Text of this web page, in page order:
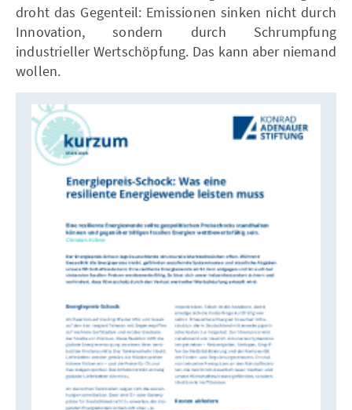
droht das Gegenteil: Emissionen sinken nicht durch
Innovation, sondern durch Schrumpfung
industrieller Wertschöpfung. Das kann aber niemand
wollen.